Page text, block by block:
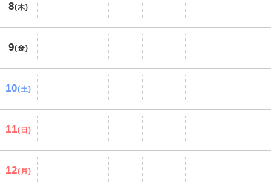
8(木)
9(金)
10(土)
11(日)
12(月)